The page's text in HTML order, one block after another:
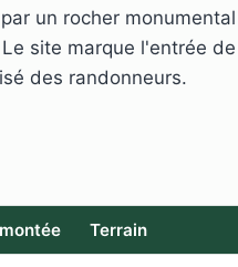
un rocher
site marque l'entrée
des randonneurs.
Terrain